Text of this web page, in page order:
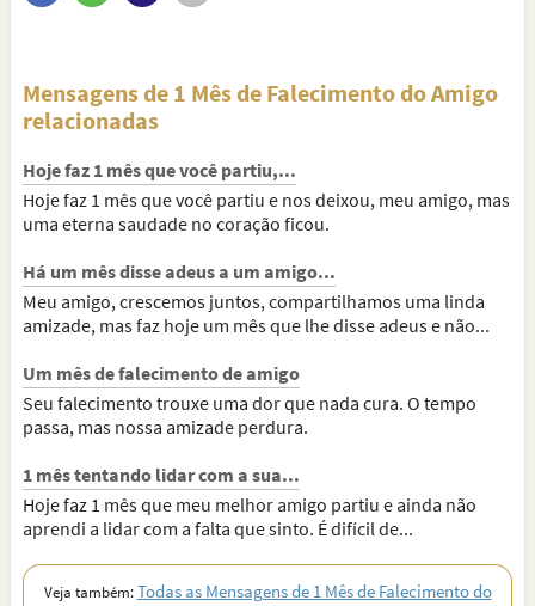
Mensagens de 1 Mês de Falecimento do Amigo
relacionadas
Hoje faz 1 mês que você partiu,...
Hoje faz 1 mês que você partiu e nos deixou, meu amigo, mas
uma eterna saudade no coração ficou.
Há um mês disse adeus a um amigo...
Meu amigo, crescemos juntos, compartilhamos uma linda
amizade, mas faz hoje um mês que lhe disse adeus e não...
Um mês de falecimento de amigo
Seu falecimento trouxe uma dor que nada cura. O tempo
passa, mas nossa amizade perdura.
1 mês tentando lidar com a sua...
Hoje faz 1 mês que meu melhor amigo partiu e ainda não
aprendi a lidar com a falta que sinto. É difícil de...
Veja também:Todas as Mensagens de 1 Mês de Falecimento do